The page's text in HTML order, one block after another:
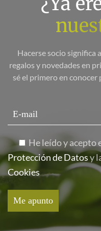
Hacerse socio significa
regalos y novedades en
sé el primero en conocer
He leído y acepto
Protección de Datosy
Cookies